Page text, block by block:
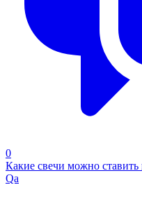
0
Какие свечи можно
Qa